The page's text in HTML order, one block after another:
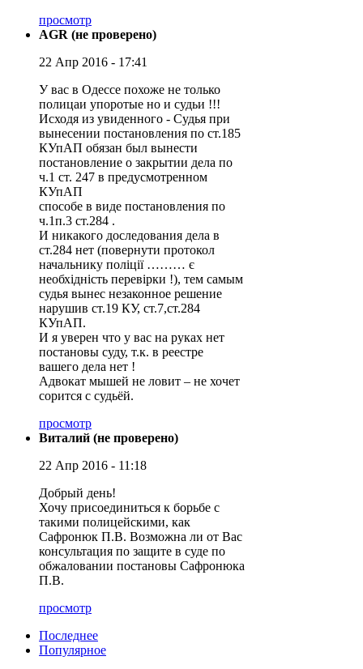
просмотр
AGR (не проверено)
22 Апр 2016 - 17:41
У вас в Одессе похоже не только
полицаи упоротые но и судьи !!!
Исходя из увиденного - Судья при
вынесении постановления по ст.185
КУпАП обязан был вынести
постановление о закрытии дела по
ч.1 ст. 247 в предусмотренном
КУпАП
способе в виде постановления по
ч.1п.3 ст.284 .
И никакого доследования дела в
ст.284 нет (повернути протокол
начальнику поліції ……… є
необхідність перевірки !), тем самым
судья вынес незаконное решение
нарушив ст.19 КУ, ст.7,ст.284
КУпАП.
И я уверен что у вас на руках нет
постановы суду, т.к. в реестре
вашего дела нет !
Адвокат мышей не ловит – не хочет
сорится с судьёй.
просмотр
Виталий (не проверено)
22 Апр 2016 - 11:18
Добрый день!
Хочу присоединиться к борьбе с
такими полицейскими, как
Сафронюк П.В. Возможна ли от Вас
консультация по защите в суде по
обжаловании постановы Сафронюка
П.В.
просмотр
Последнее
Популярное